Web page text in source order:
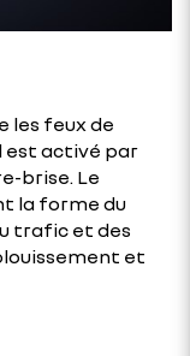
les feux de
est activé par
brise. Le
la forme du
trafic et des
et